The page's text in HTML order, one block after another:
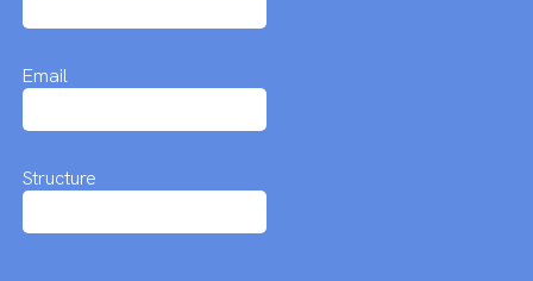
Email
Structure